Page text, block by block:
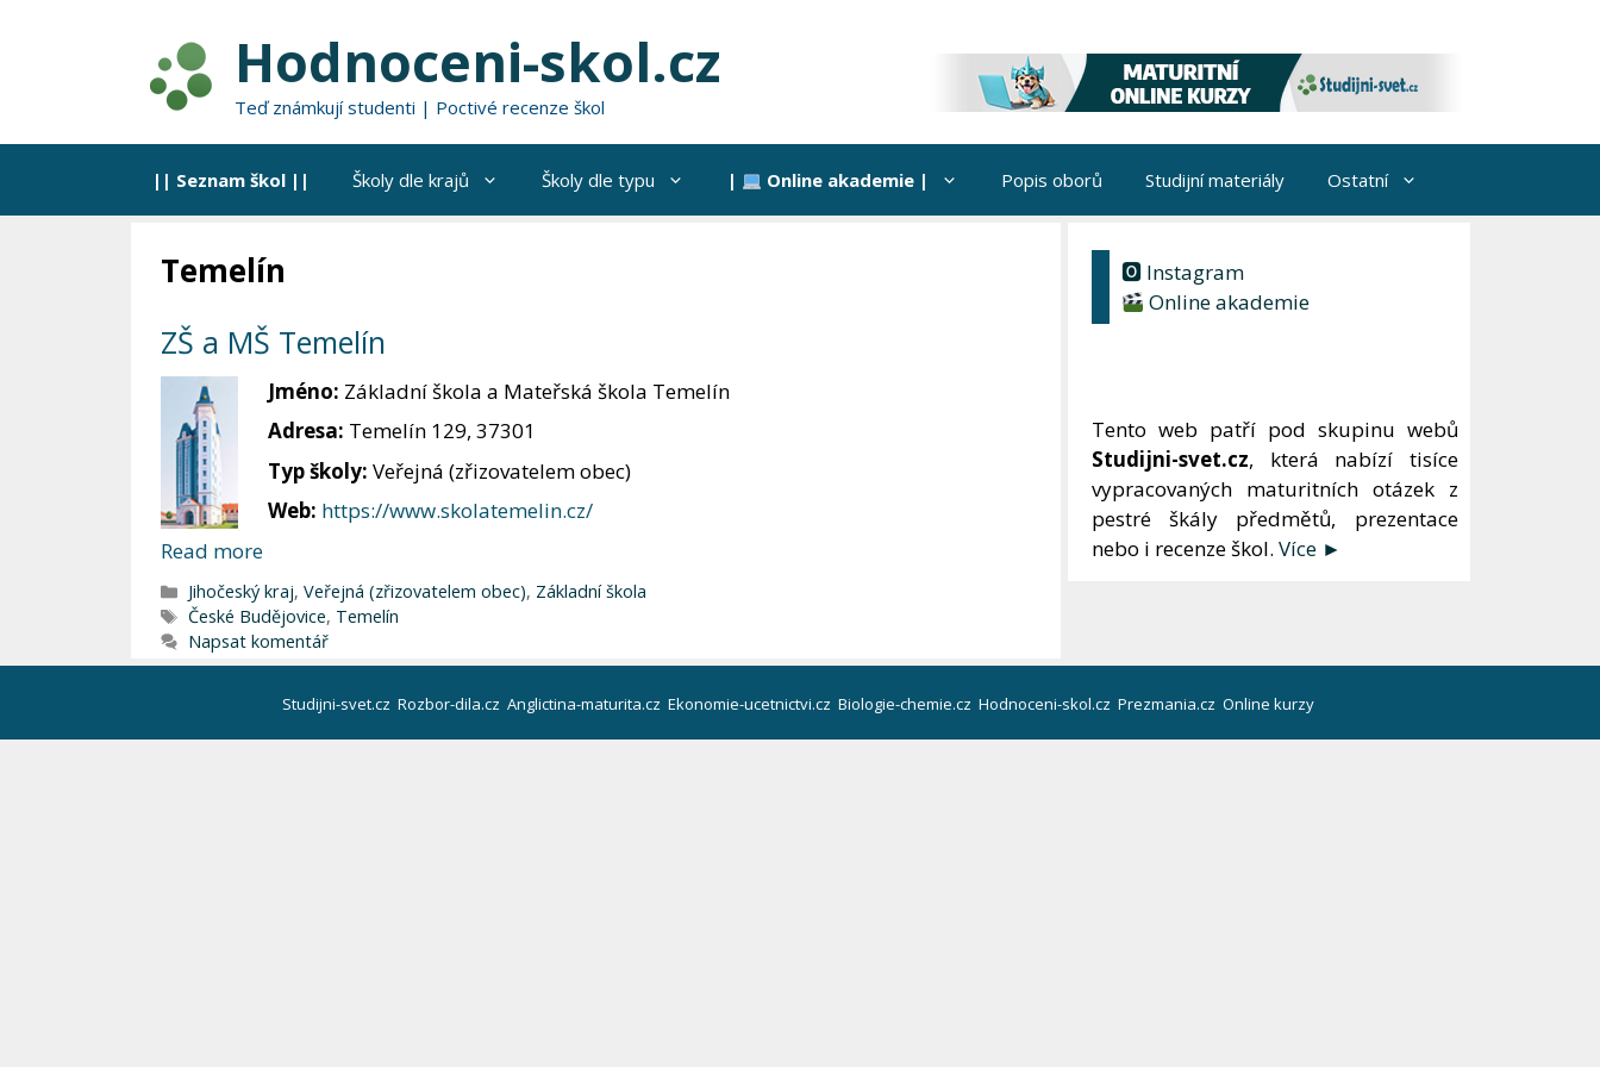
Hodnoceni-skol.cz
Teď známkují studenti | Poctivé recenze škol
|| Seznam škol || Školy dle krajů Školy dle typu | Online akademie | Popis oborů Studijní materiály Ostatní
Temelín
ZŠ a MŠ Temelín
Jméno: Základní škola a Mateřská škola Temelín
Adresa: Temelín 129, 37301
Typ školy: Veřejná (zřizovatelem obec)
Web: https://www.skolatemelin.cz/
Read more
Rubriky
Jihočeský kraj, Veřejná (zřizovatelem obec), Základní škola
Štítky
České Budějovice, Temelín
Napsat komentář
🅾 Instagram
Online akademie
Tento web patří pod skupinu webů
Studijni-svet.cz, která nabízí tisíce
vypracovaných maturitních otázek z
pestré škály předmětů, prezentace
nebo i recenze škol. Více ►
Studijni-svet.cz Rozbor-dila.cz Anglictina-maturita.cz Ekonomie-ucetnictvi.cz Biologie-chemie.cz Hodnoceni-skol.cz Prezmania.cz Online kurzy